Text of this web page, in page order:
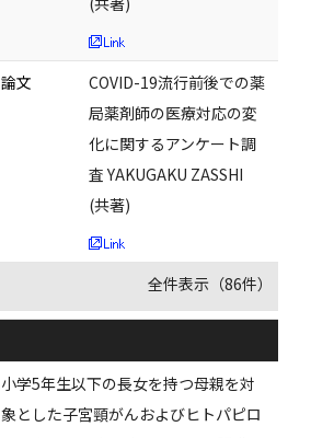
論文
COVID-19流行前後での薬
局薬剤師の医療対応の変
化に関するアンケート調
査 YAKUGAKU ZASSHI
(共著)
全件表示（86件）
小学5年生以下の長女を持つ母親を対
象とした子宮頸がんおよびヒトパピロ